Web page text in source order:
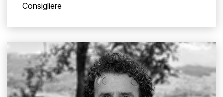
Consigliere